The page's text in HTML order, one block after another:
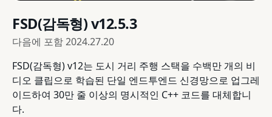
FSD(감독형) v12.5.3
다음에 포함2024.27.20
FSD(감독형) v12는 도시 거리 주행 스택을 수백만 개의 비
디오 클립으로 학습된 단일 엔드투엔드 신경망으로 업그레
이드하여 30만 줄 이상의 명시적인 C++ 코드를 대체합니
다.